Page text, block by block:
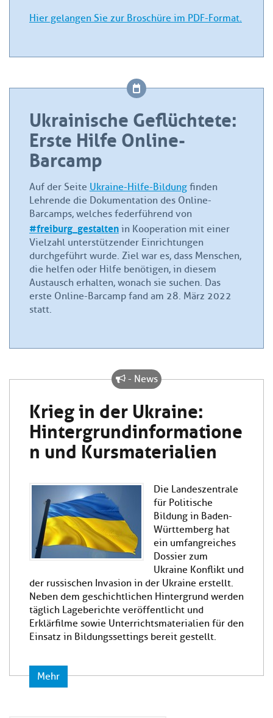
Hier gelangen Sie zur Broschüre im PDF-Format.
Ukrainische Geflüchtete:
Erste Hilfe Online-
Barcamp
Auf der Seite Ukraine-Hilfe-Bildung finden
Lehrende die Dokumentation des Online-
Barcamps, welches federführend von
#freiburg_gestalten in Kooperation mit einer
Vielzahl unterstützender Einrichtungen
durchgeführt wurde. Ziel war es, dass Menschen,
die helfen oder Hilfe benötigen, in diesem
Austausch erhalten, wonach sie suchen. Das
erste Online-Barcamp fand am 28. März 2022
statt.
Krieg in der Ukraine:
Hintergrundinformatione
n und Kursmaterialien
- News
Die Landeszentrale
für Politische
Bildung in Baden-
Württemberg hat
ein umfangreiches
Dossier zum
Ukraine Konflikt und
der russischen Invasion in der Ukraine erstellt.
Neben dem geschichtlichen Hintergrund werden
täglich Lageberichte veröffentlicht und
Erklärfilme sowie Unterrichtsmaterialien für den
Einsatz in Bildungssettings bereit gestellt.
Mehr